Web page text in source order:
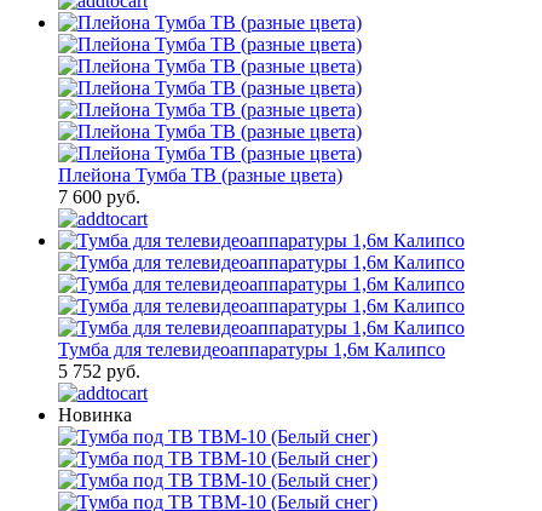
Плейона Тумба ТВ (разные цвета)
7 600 руб.
Тумба для телевидеоаппаратуры 1,6м Калипсо
5 752 руб.
Новинка